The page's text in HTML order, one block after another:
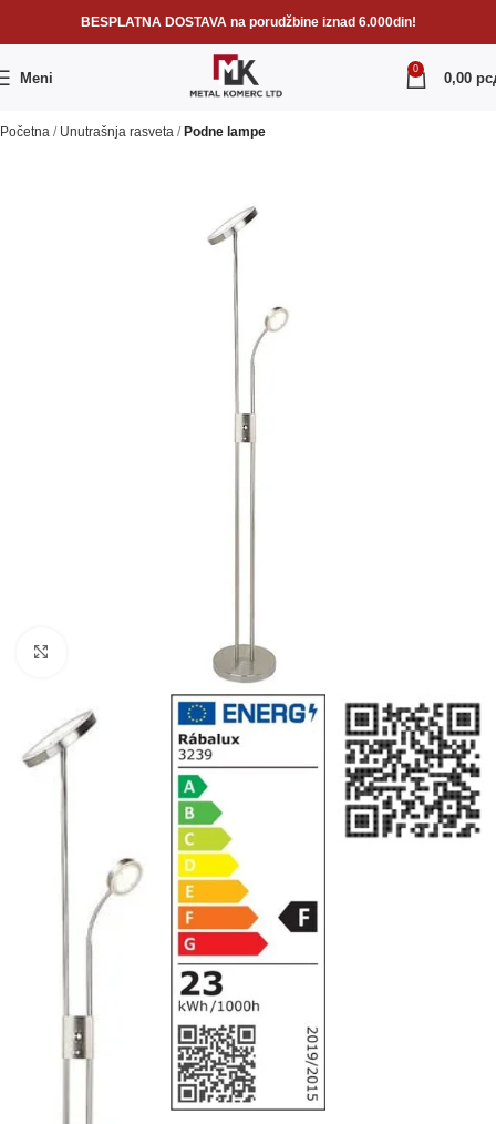
BESPLATNA DOSTAVA na porudžbine iznad 6.000din!
Meni
0
0,00
Početna Unutrašnja rasveta Podne lampe